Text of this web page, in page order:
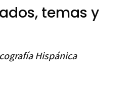
temas y
Hispánica